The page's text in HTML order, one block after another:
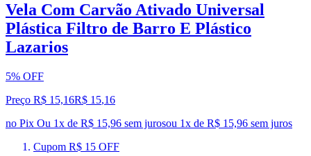
Vela Com Carvão Ativado Universal
Plástica Filtro de Barro E Plástico
Lazarios
5% OFF
Preço R$ 15,16R$ 15,16
no Pix Ou 1x de R$ 15,96 sem jurosou 1x de R$ 15,96 sem juros
Cupom R$ 15 OFF